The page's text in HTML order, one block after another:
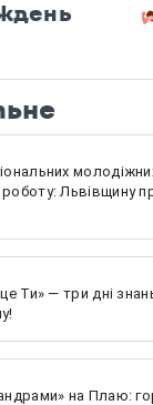
Львівщину
Ти» — три дні
на Плаю: